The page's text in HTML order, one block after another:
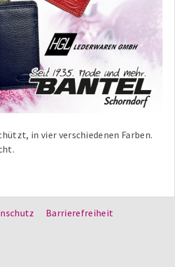
in vier verschiedenen Farben.
Barrierefreiheit